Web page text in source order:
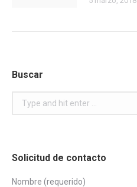
Buscar
Search:
Solicitud de contacto
Nombre (requerido)